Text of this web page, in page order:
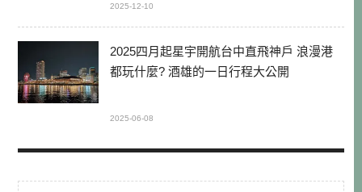
2025-12-10
2025四月起星宇開航台中直飛神戶 浪漫港
都玩什麼? 酒雄的一日行程大公開
2025-06-08